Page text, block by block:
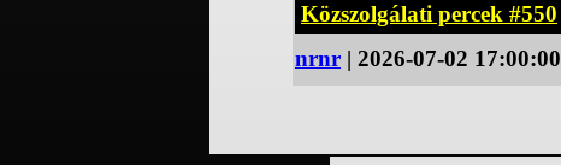
Közszolgálati percek #550
nrnr | 2026-07-02 17:00:00